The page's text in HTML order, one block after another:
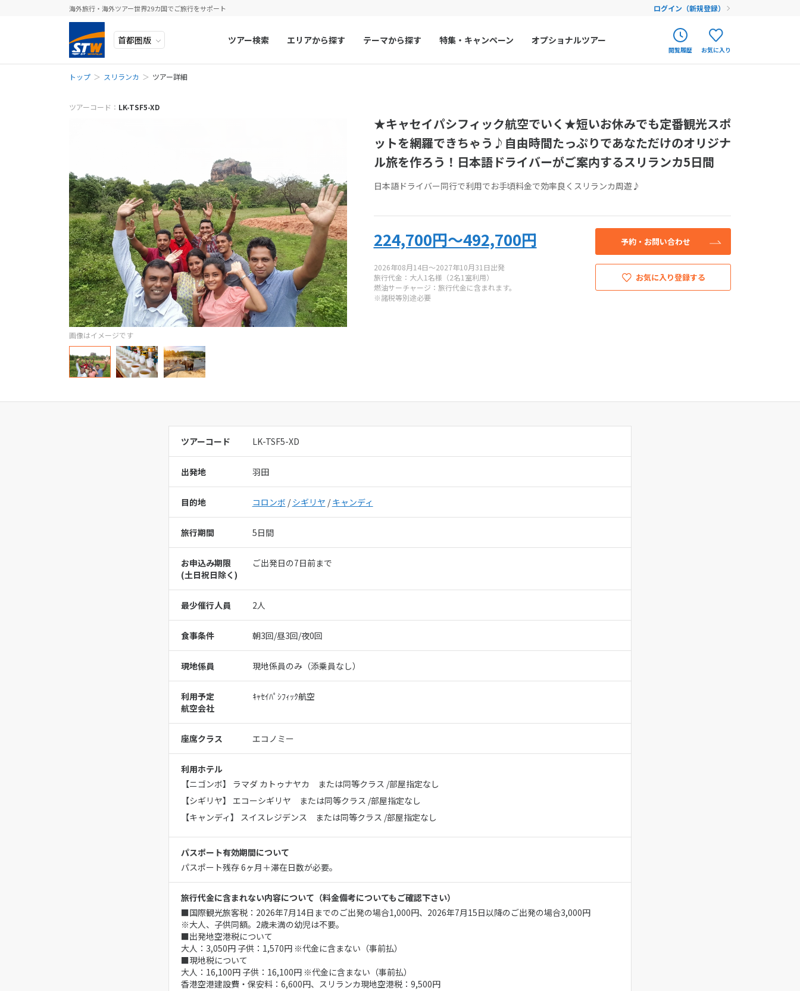
海外旅行・海外ツアー世界29カ国でご旅行をサポート ログイン（新規登録）
ツアー検索 エリアから探す
ヨーロッパ
中近東・トルコ
アメリカ・カナダ
中南米・カリブ海
モルディブ・他インド洋
太平洋地域
オセアニア
ハワイ
ルクセンブルク イギリス
アイルランド
オーストリア
ハンガリー
ポーランド
スロヴァキア アイスランド
フィンランド
スウェーデン
デンマーク ノルウェー
エストニア
ラトビア
リトアニア ギリシャ
クロアチア
スロヴェニア
モンテネグロ ブルガリア
ルーマニア
北マケドニア
ボスニア・ヘルツェゴビナ
テーマから探す
人気のテーマ
お得な旅
特集・キャンペーン オプショナルツアー
閲覧履歴
まだ履歴がありません
お気に入り
まだ登録がありません
トップ スリランカ ツアー詳細
※該当ツアーをご予約・お問い合わせいただく前に、ツアー画面をキャプチャして保存してください。
予約・お問い合わせ
お電話でお問い合わせ
お電話の際にツアーコードLK-TSF5-XD をお伝えください
アジアファクトリー
050-5530-6741
ツアーコード： LK-TSF5-XD
画像はイメージです
★キャセイパシフィック航空でいく★短いお休みでも定番観光スポ
ットを網羅できちゃう♪自由時間たっぷりであなただけのオリジナ
ル旅を作ろう！日本語ドライバーがご案内するスリランカ5日間
日本語ドライバー同行で利用でお手頃料金で効率良くスリランカ周遊♪
224,700円～492,700円
2026年08月14日～2027年10月31日出発
旅行代金：大人1名様（2名1室利用）
燃油サーチャージ：旅行代金に含まれます。
※諸税等別途必要
予約・お問い合わせ
お気に入り登録する
ツアーコード LK-TSF5-XD
出発地 羽田
目的地 コロンボ /シギリヤ /キャンディ
旅行期間 5日間
お申込み期限
(⼟⽇祝⽇除く)
ご出発日の7日前まで
最少催行人員 2人
食事条件 朝3回/昼3回/夜0回
現地係員 現地係員のみ（添乗員なし）
利用予定
航空会社
ｷｬｾｲﾊﾟｼﾌｨｯｸ航空
座席クラス エコノミー
利用ホテル
【ニゴンボ】 ラマダ カトゥナヤカ または同等クラス /部屋指定なし
【シギリヤ】 エコーシギリヤ または同等クラス /部屋指定なし
【キャンディ】 スイスレジデンス または同等クラス /部屋指定なし
パスポート有効期間について
パスポート残存 6ヶ月＋滞在日数が必要。
旅行代金に含まれない内容について （料金備考についてもご確認下さい）
■国際観光旅客税：2026年7月14日までのご出発の場合1,000円、2026年7月15日以降のご出発の場合3,000円
※大人、子供同額。2歳未満の幼児は不要。
■出発地空港税について
大人：3,050円 子供：1,570円 ※代金に含まない（事前払）
■現地税について
大人：16,100円 子供：16,100円 ※代金に含まない（事前払）
香港空港建設費・保安料：6,600円、スリランカ現地空港税：9,500円